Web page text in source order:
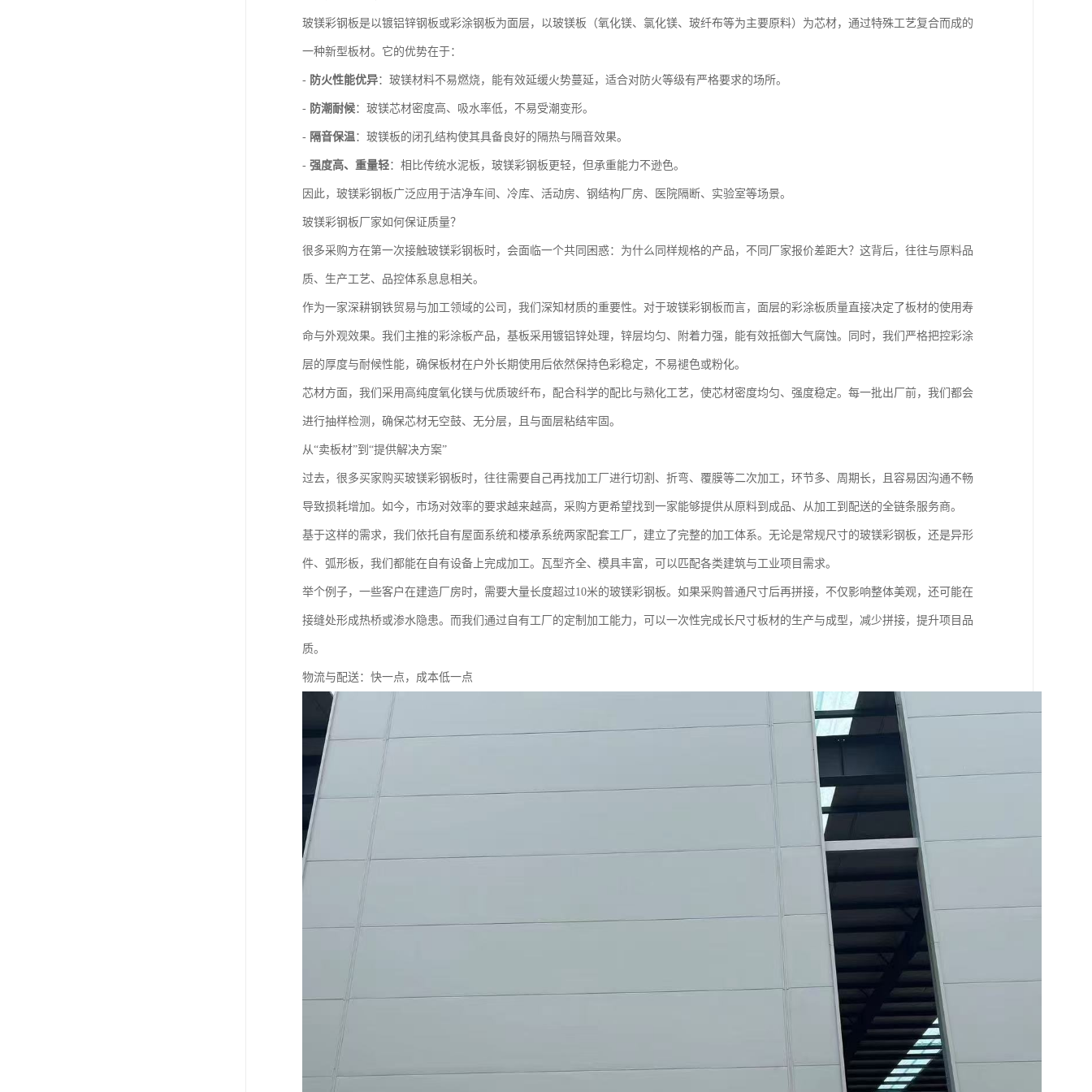
玻镁彩钢板是以镀铝锌钢板或彩涂钢板为面层，以玻镁板（氧化镁、氯化镁、玻纤布等为主要原料）为芯材，通过特殊工艺复合而成的
一种新型板材。它的优势在于：
- 防火性能优异：玻镁材料不易燃烧，能有效延缓火势蔓延，适合对防火等级有严格要求的场所。
- 防潮耐候：玻镁芯材密度高、吸水率低，不易受潮变形。
- 隔音保温：玻镁板的闭孔结构使其具备良好的隔热与隔音效果。
- 强度高、重量轻：相比传统水泥板，玻镁彩钢板更轻，但承重能力不逊色。
因此，玻镁彩钢板广泛应用于洁净车间、冷库、活动房、钢结构厂房、医院隔断、实验室等场景。
玻镁彩钢板厂家如何保证质量？
很多采购方在第一次接触玻镁彩钢板时，会面临一个共同困惑：为什么同样规格的产品，不同厂家报价差距大？这背后，往往与原料品
质、生产工艺、品控体系息息相关。
作为一家深耕钢铁贸易与加工领域的公司，我们深知材质的重要性。对于玻镁彩钢板而言，面层的彩涂板质量直接决定了板材的使用寿
命与外观效果。我们主推的彩涂板产品，基板采用镀铝锌处理，锌层均匀、附着力强，能有效抵御大气腐蚀。同时，我们严格把控彩涂
层的厚度与耐候性能，确保板材在户外长期使用后依然保持色彩稳定，不易褪色或粉化。
芯材方面，我们采用高纯度氧化镁与优质玻纤布，配合科学的配比与熟化工艺，使芯材密度均匀、强度稳定。每一批出厂前，我们都会
进行抽样检测，确保芯材无空鼓、无分层，且与面层粘结牢固。
从“卖板材”到“提供解决方案”
过去，很多买家购买玻镁彩钢板时，往往需要自己再找加工厂进行切割、折弯、覆膜等二次加工，环节多、周期长，且容易因沟通不畅
导致损耗增加。如今，市场对效率的要求越来越高，采购方更希望找到一家能够提供从原料到成品、从加工到配送的全链条服务商。
基于这样的需求，我们依托自有屋面系统和楼承系统两家配套工厂，建立了完整的加工体系。无论是常规尺寸的玻镁彩钢板，还是异形
件、弧形板，我们都能在自有设备上完成加工。瓦型齐全、模具丰富，可以匹配各类建筑与工业项目需求。
举个例子，一些客户在建造厂房时，需要大量长度超过10米的玻镁彩钢板。如果采购普通尺寸后再拼接，不仅影响整体美观，还可能在
接缝处形成热桥或渗水隐患。而我们通过自有工厂的定制加工能力，可以一次性完成长尺寸板材的生产与成型，减少拼接，提升项目品
质。
物流与配送：快一点，成本低一点